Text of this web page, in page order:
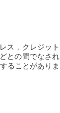
ス，クレジット
との間でなされ
ることがありま